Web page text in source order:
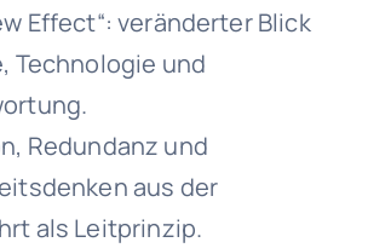
Effect“: veränderter Blick
Technologie und
Redundanz und
aus der
als Leitprinzip.